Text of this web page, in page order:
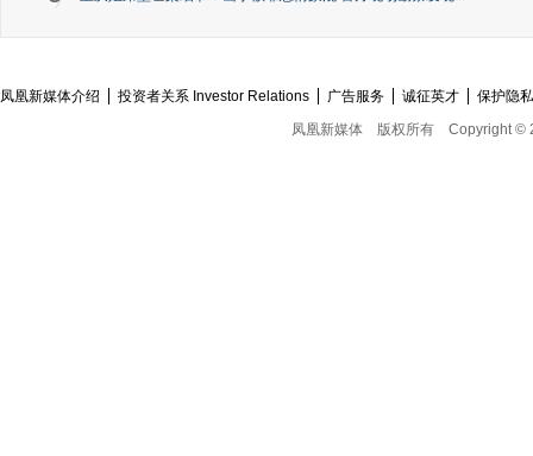
凤凰新媒体介绍 投资者关系 Investor Relations 广告服务 诚征英才
保护隐
凤凰新媒体
版权所有 Copyright ©